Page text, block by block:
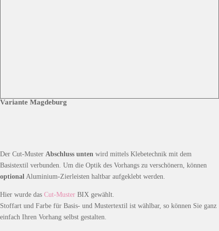
Variante Magdeburg
Der Cut-Muster Abschluss unten wird mittels Klebetechnik mit dem
Basistextil verbunden. Um die Optik des Vorhangs zu verschönern, können
optional Aluminium-Zierleisten haltbar aufgeklebt werden.
Hier wurde das Cut-Muster BIX gewählt.
Stoffart und Farbe für Basis- und Mustertextil ist wählbar, so können Sie ganz
einfach Ihren Vorhang selbst gestalten.